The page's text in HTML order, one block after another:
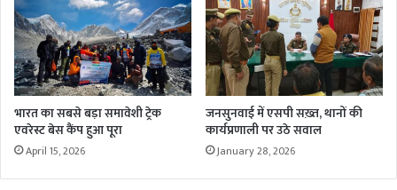
भारत का सबसे बड़ा समावेशी ट्रेक
एवरेस्ट बेस कैंप हुआ पूरा
April 15, 2026
जनसुनवाई में एसपी सख़्त, थानों की
कार्यप्रणाली पर उठे सवाल
January 28, 2026